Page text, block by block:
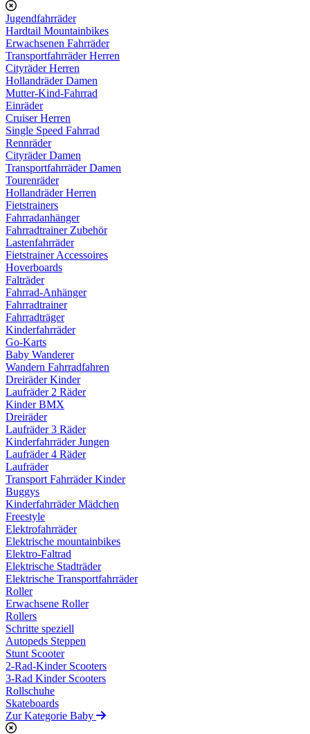
Jugendfahrräder
Hardtail Mountainbikes
Erwachsenen Fahrräder
Transportfahrräder Herren
Cityräder Herren
Hollandräder Damen
Mutter-Kind-Fahrrad
Einräder
Cruiser Herren
Single Speed Fahrrad
Rennräder
Cityräder Damen
Transportfahrräder Damen
Tourenräder
Hollandräder Herren
Fietstrainers
Fahrradanhänger
Fahrradtrainer Zubehör
Lastenfahrräder
Fietstrainer Accessoires
Hoverboards
Falträder
Fahrrad-Anhänger
Fahrradtrainer
Fahrradträger
Kinderfahrräder
Go-Karts
Baby Wanderer
Wandern Fahrradfahren
Dreiräder Kinder
Laufräder 2 Räder
Kinder BMX
Dreiräder
Laufräder 3 Räder
Kinderfahrräder Jungen
Laufräder 4 Räder
Laufräder
Transport Fahrräder Kinder
Buggys
Kinderfahrräder Mädchen
Freestyle
Elektrofahrräder
Elektrische mountainbikes
Elektro-Faltrad
Elektrische Stadträder
Elektrische Transportfahrräder
Roller
Erwachsene Roller
Rollers
Schritte speziell
Autopeds Steppen
Stunt Scooter
2-Rad-Kinder Scooters
3-Rad Kinder Scooters
Rollschuhe
Skateboards
Zur Kategorie Baby